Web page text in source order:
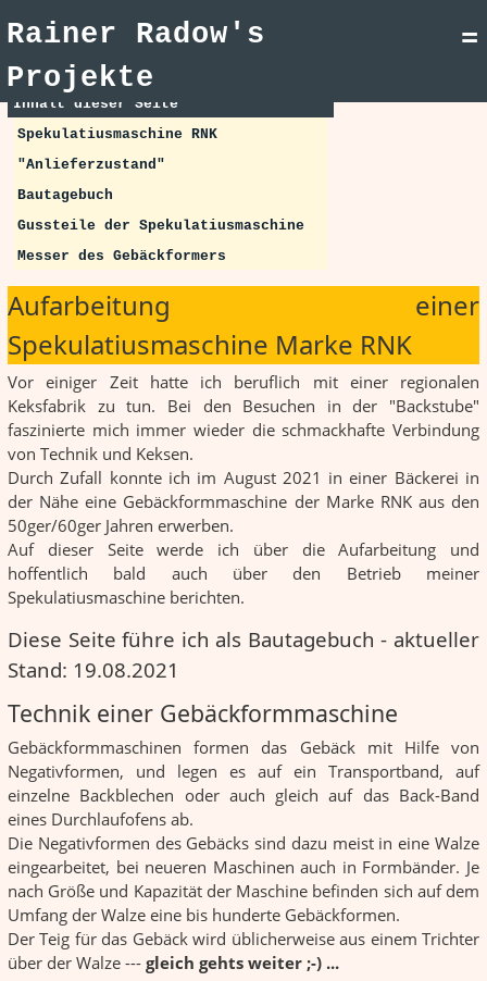
Rainer Radow's
Projekte
=
Inhalt dieser Seite
Spekulatiusmaschine RNK
"Anlieferzustand"
Bautagebuch
Gussteile der Spekulatiusmaschine
Messer des Gebäckformers
Aufarbeitung einer
Spekulatiusmaschine Marke RNK
Vor einiger Zeit hatte ich beruflich mit einer regionalen
Keksfabrik zu tun. Bei den Besuchen in der "Backstube"
faszinierte mich immer wieder die schmackhafte Verbindung
von Technik und Keksen.
Durch Zufall konnte ich im August 2021 in einer Bäckerei in
der Nähe eine Gebäckformmaschine der Marke RNK aus den
50ger/60ger Jahren erwerben.
Auf dieser Seite werde ich über die Aufarbeitung und
hoffentlich bald auch über den Betrieb meiner
Spekulatiusmaschine berichten.
Diese Seite führe ich als Bautagebuch - aktueller
Stand: 19.08.2021
Technik einer Gebäckformmaschine
Gebäckformmaschinen formen das Gebäck mit Hilfe von
Negativformen, und legen es auf ein Transportband, auf
einzelne Backblechen oder auch gleich auf das Back-Band
eines Durchlaufofens ab.
Die Negativformen des Gebäcks sind dazu meist in eine Walze
eingearbeitet, bei neueren Maschinen auch in Formbänder. Je
nach Größe und Kapazität der Maschine befinden sich auf dem
Umfang der Walze eine bis hunderte Gebäckformen.
Der Teig für das Gebäck wird üblicherweise aus einem Trichter
über der Walze --- gleich gehts weiter ;-) ...